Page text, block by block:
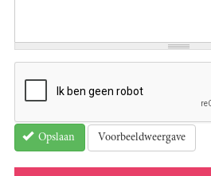
Opslaan Voorbeeldweergave